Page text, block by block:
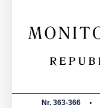
Nr. 363-366